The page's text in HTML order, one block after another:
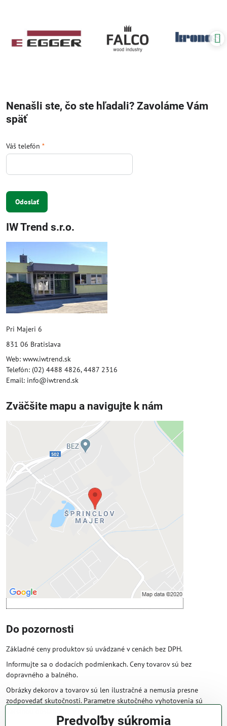
Nenašli ste, čo ste hľadali? Zavoláme Vám
späť
Váš telefón *
Odoslať
IW Trend s.r.o.
Pri Majeri 6
831 06 Bratislava
Web: www.iwtrend.sk
Telefón: (02) 4488 4826, 4487 2316
Email: info@iwtrend.sk
Zväčšite mapu a navigujte k nám
Externý obsah je blokovaný
Prajete si načítať externý obsah?
Povoliť tentokrát
Povoliť a zapamätať - súhlas s druhom
cookie: Funkčné
Otvoriť obsah v novom okne
Do pozornosti
Základné ceny produktov sú uvádzané v cenách bez DPH.
Informujte sa o dodacích podmienkach. Ceny tovarov sú bez
dopravného a balného.
Obrázky dekorov a tovarov sú len ilustračné a nemusia presne
zodpovedať skutočnosti. Parametre skutočného vyhotovenia sú
Predvoľby súkromia